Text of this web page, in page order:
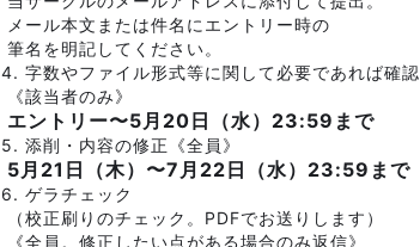
メール本文または件名にエントリー時の
筆名を明記してください。
4. 字数やファイル形式等に関して必要であれば確認
《該当者のみ》
エントリー〜5月20日（水）23:59まで
5. 添削・内容の修正《全員》
5月21日（木）〜7月22日（水）23:59まで
6. ゲラチェック
（校正刷りのチェック。PDFでお送りします）
《全員。修正したい点がある場合のみ返信》